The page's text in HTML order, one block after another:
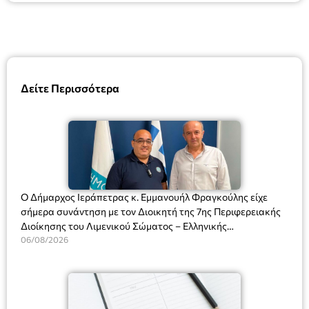
Δείτε Περισσότερα
Ο Δήμαρχος Ιεράπετρας κ. Εμμανουήλ Φραγκούλης είχε
σήμερα συνάντηση με τον Διοικητή της 7ης Περιφερειακής
Διοίκησης του Λιμενικού Σώματος – Ελληνικής
Ακτοφυλακής (Λ.Σ.-ΕΛ.ΑΚΤ.), Αρχιπλοίαρχο Λ.Σ. κ. Ιωάννη
06/08/2026